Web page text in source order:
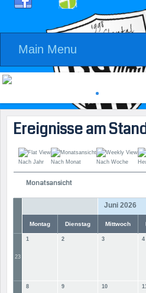
Main Menu
Ereignisse am
Nach Jahr Nach Monat Nach Woche
Monatsansicht
Juni 2026
Montag Dienstag Mittwoch
23
1 2 3 4
8 9 10